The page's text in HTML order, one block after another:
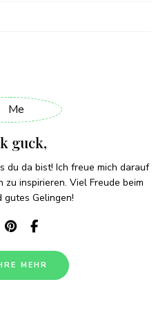
guck,
du da bist! Ich freue mich darauf
zu inspirieren. Viel Freude beim
gutes Gelingen!
MEHR